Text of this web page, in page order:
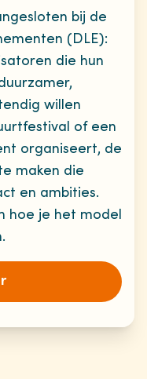
bij de
(DLE):
die hun
willen
of een
organiseert, de
maken die
en ambities.
hoe je het model